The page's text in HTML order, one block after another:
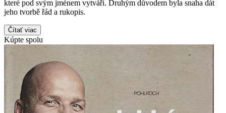
které pod svým jménem vytváří. Druhým důvodem byla snaha dát
jeho tvorbě řád a rukopis.
Čítať viac
Kúpte spolu